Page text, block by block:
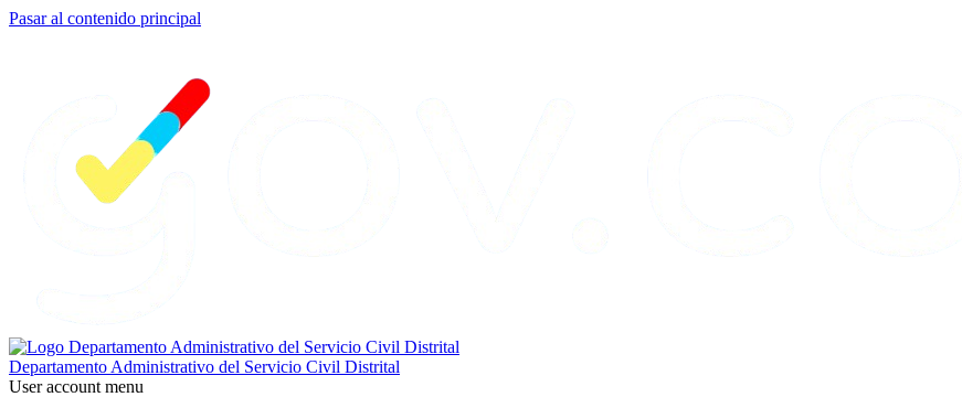
Pasar al contenido principal
Departamento Administrativo del Servicio Civil Distrital
User account menu